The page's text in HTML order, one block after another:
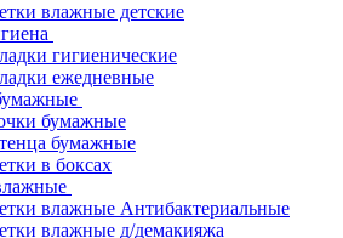
влажные детские
гигиенические
ежедневные
бумажные
бумажные
в боксах
влажные Антибактериальные
влажные д/демакияжа